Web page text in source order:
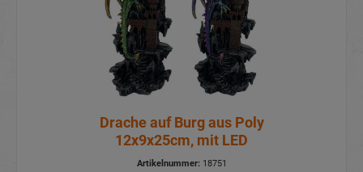
Drache auf Burg aus Poly
12x9x25cm, mit LED
Artikelnummer:18751